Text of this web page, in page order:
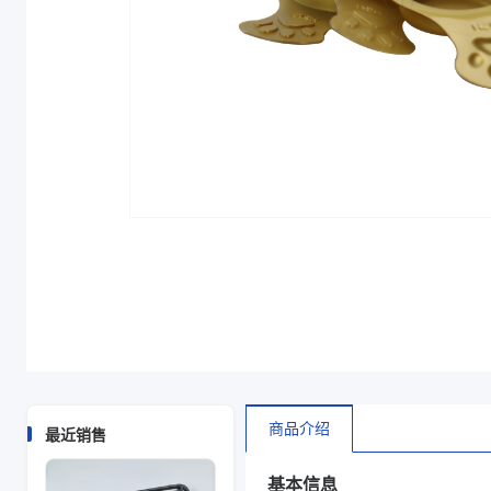
最近销售 商品介绍
基本信息